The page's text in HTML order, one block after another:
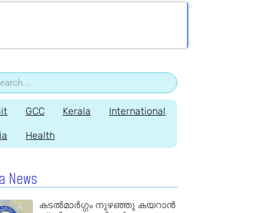
GCC Kerala International
Health
News
കടൽമാർഗ്ഗം നുഴഞ്ഞു കയറാൻ